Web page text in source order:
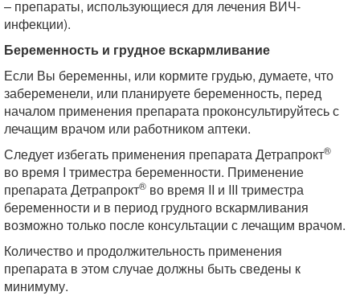
– препараты, использующиеся для лечения ВИЧ-
инфекции).
Беременность и грудное вскармливание
Если Вы беременны, или кормите грудью, думаете, что
забеременели, или планируете беременность, перед
началом применения препарата проконсультируйтесь с
лечащим врачом или работником аптеки.
Следует избегать применения препарата Детрапрокт®
во время I триместра беременности. Применение
препарата Детрапрокт® во время II и III триместра
беременности и в период грудного вскармливания
возможно только после консультации с лечащим врачом.
Количество и продолжительность применения
препарата в этом случае должны быть сведены к
минимуму.